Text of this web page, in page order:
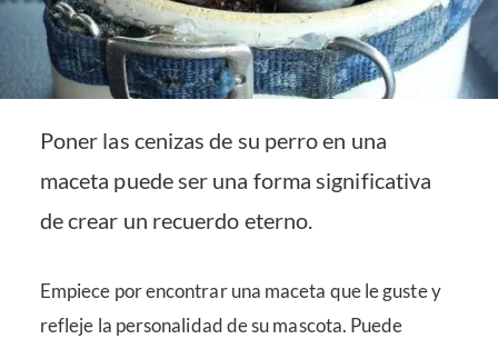
Poner las cenizas de su perro en una
maceta puede ser una forma significativa
de crear un recuerdo eterno.
Empiece por encontrar una maceta que le guste y
refleje la personalidad de su mascota. Puede